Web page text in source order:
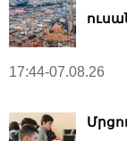
17:44-07.08.26